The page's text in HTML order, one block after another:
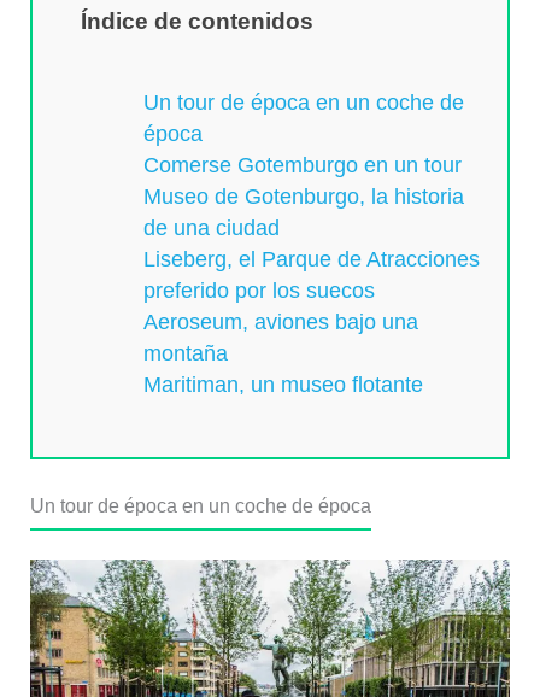
Índice de contenidos
Un tour de época en un coche de
época
Comerse Gotemburgo en un tour
Museo de Gotenburgo, la historia
de una ciudad
Liseberg, el Parque de Atracciones
preferido por los suecos
Aeroseum, aviones bajo una
montaña
Maritiman, un museo flotante
Un tour de época en un coche de época